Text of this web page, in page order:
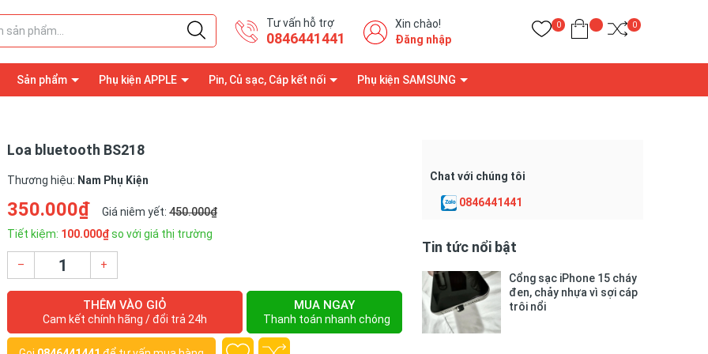
Tư vấn hỗ trợ
0846441441
Xin chào!
Đăng nhập
0 0
Sản phẩm Phụ kiện APPLE Pin, Củ sạc, Cáp kết nối Phụ kiện SAMSUNG
Loa bluetooth BS218
Thương hiệu: Nam Phụ Kiện
350.000₫ Giá niêm yết: 450.000₫
Tiết kiệm: 100.000₫so với giá thị trường
– +
THÊM VÀO GIỎ
Cam kết chính hãng / đổi trả 24h
MUA NGAY
Thanh toán nhanh chóng
Chat với chúng tôi
0846441441
Tin tức nổi bật
Cổng sạc iPhone 15 cháy
đen, chảy nhựa vì sợi cáp
trôi nổi